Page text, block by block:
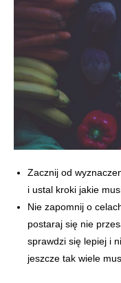
Zacznij od
i ustal kroki jakie
Nie zapomnij o
postaraj się nie
sprawdzi się lepiej i
jeszcze tak wiele